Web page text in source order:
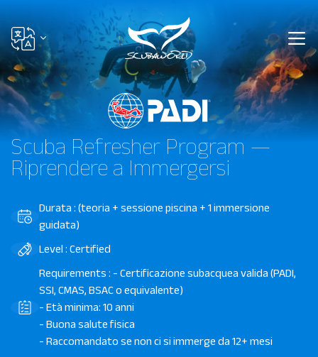
Scuba Refresher Program —
Riprendere a Immergersi
Durata : (teoria + sessione piscina + 1 immersione
guidata)
Level : Certified
Requirements : - Certificazione subacquea valida (PADI,
SSI, CMAS, BSAC o equivalente)
- Età minima: 10 anni
- Buona salute fisica
- Raccomandato se non ci si immerge da 12+ mesi